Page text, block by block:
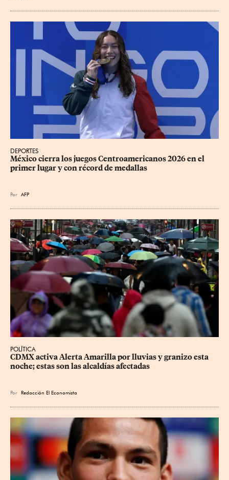
DEPORTES
México cierra los juegos Centroamericanos 2026 en el
primer lugar y con récord de medallas
Por AFP
POLÍTICA
CDMX activa Alerta Amarilla por lluvias y granizo esta
noche; estas son las alcaldías afectadas
Por Redacción El Economista